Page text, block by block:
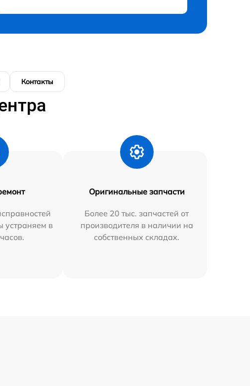
Контакты
устраняем в
Оригинальные запчасти
Более 20 тыс. запчастей от
производителя в наличии на
собственных складах.